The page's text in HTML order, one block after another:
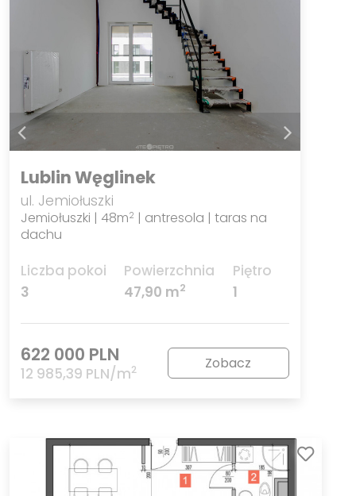
Lublin Węglinek
ul. Jemiołuszki
Jemiołuszki | 48m2 | antresola | taras na
dachu
Liczba pokoi
3
Powierzchnia
47,90 m2
Piętro
1
622 000 PLN
12 985,39 PLN/m2 Zobacz